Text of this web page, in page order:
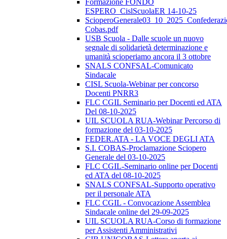
Formazione FONDO
ESPERO_CislScuolaER 14-10-25
Cobas.pdf
USB Scuola - Dalle scuole un nuovo
segnale di solidarietà determinazione e
umanità scioperiamo ancora il 3 ottobre
SNALS CONFSAL-Comunicato
Sindacale
CISL Scuola-Webinar per concorso
Docenti PNRR3
FLC CGIL Seminario per Docenti ed ATA
Del 08-10-2025
UIL SCUOLA RUA-Webinar Percorso di
formazione del 03-10-2025
FEDER.ATA - LA VOCE DEGLI ATA
S.I. COBAS-Proclamazione Sciopero
Generale del 03-10-2025
FLC CGIL-Seminario online per Docenti
ed ATA del 08-10-2025
SNALS CONFSAL-Supporto operativo
per il personale ATA
FLC CGIL - Convocazione Assemblea
Sindacale online del 29-09-2025
UIL SCUOLA RUA-Corso di formazione
per Assistenti Amministrativi